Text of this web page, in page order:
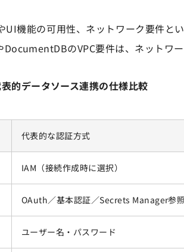
UI機能の可用性、ネットワーク要件と
のVPC要件は、ネットワー
的データソース連携の仕様比較
代表的な認証方式
IAM（接続作成時に選択）
OAuth／基本認証／Secrets Manager参照
ユーザー名・パスワード